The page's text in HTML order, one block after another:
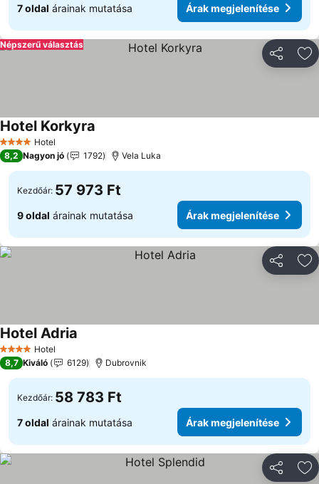
7 oldal árainak mutatása Árak megjelenítése
Népszerű választás
4 KategóriaHotel
Hotel Korkyra
8,2 Nagyon jó 1792 Vela Luka
Kezdőár: 57 973 Ft
9 oldal árainak mutatása Árak megjelenítése
4 KategóriaHotel
Hotel Adria
8,7 Kiváló 6129 Dubrovnik
Kezdőár: 58 783 Ft
7 oldal árainak mutatása Árak megjelenítése